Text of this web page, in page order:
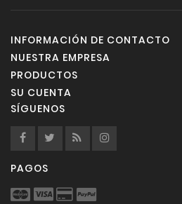
INFORMACIÓN DE CONTACTO
NUESTRA EMPRESA
PRODUCTOS
SU CUENTA
SÍGUENOS
PAGOS